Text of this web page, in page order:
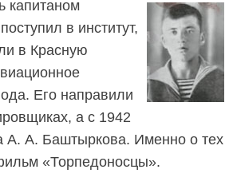
капитаном
в институт,
в Красную
Его направили
а с 1942
А. А. Баштыркова. Именно о тех
«Торпедоносцы».